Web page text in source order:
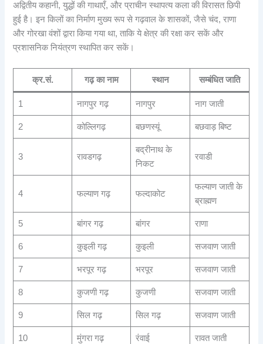
अद्वितीय कहानी, युद्धों की गाथाएँ, और प्राचीन स्थापत्य कला की विरासत छिपी
हुई है। इन किलों का निर्माण मुख्य रूप से गढ़वाल के शासकों, जैसे चंद, राणा
और गोरखा वंशों द्वारा किया गया था, ताकि ये क्षेत्र की रक्षा कर सकें और
प्रशासनिक नियंत्रण स्थापित कर सकें।
क्र.सं. गढ़ का नाम स्थान सम्बंधित जाति
1 नागपुर गढ़ नागपुर नाग जाती
2 कोल्लिगढ़ बछणस्यूं बछवाड़ बिष्ट
3 रावडगढ़
बद्रीनाथ के
निकट
रवाडी
4 फल्याण गढ़ फल्दाकोट
फल्याण जाती के
ब्राह्मण
5 बांगर गढ़ बांगर राणा
6 कुइली गढ़ कुइली सजवाण जाती
7 भरपूर गढ़ भरपूर सजवाण जाती
8 कुजणी गढ़ कुजणी सजवाण जाती
9 सिल गढ़ सिल गढ़ सजवाण जाती
10 मुंगरा गढ़ रंवाई रावत जाती